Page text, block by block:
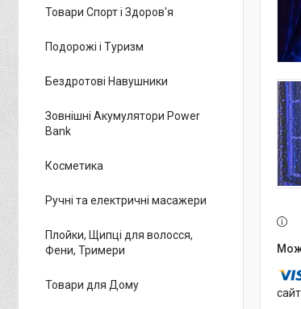
Товари Спорт і Здоров'я
Подорожі і Туризм
Бездротові Навушники
Зовнішні Акумулятори Power
Bank
Косметика
Ручні та електричні масажери
Плойки, Щипці для волосся,
Фени, Тримери
Товари для Дому